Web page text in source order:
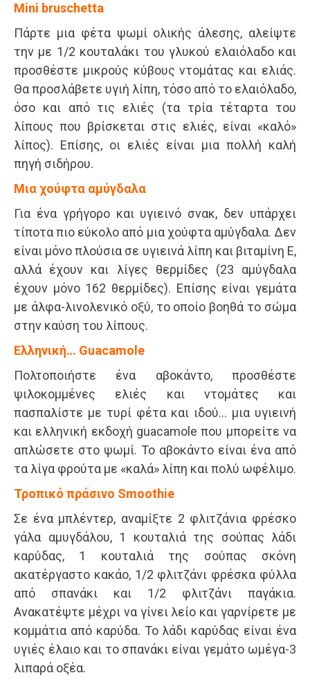
Mini bruschetta
Πάρτε μια φέτα ψωμί ολικής άλεσης, αλείψτε
την με 1/2 κουταλάκι του γλυκού ελαιόλαδο και
προσθέστε μικρούς κύβους ντομάτας και ελιάς.
Θα προσλάβετε υγιή λίπη, τόσο από το ελαιόλαδο,
όσο και από τις ελιές (τα τρία τέταρτα του
λίπους που βρίσκεται στις ελιές, είναι «καλό»
λίπος). Επίσης, οι ελιές είναι μια πολλή καλή
πηγή σιδήρου.
Μια χούφτα αμύγδαλα
Για ένα γρήγορο και υγιεινό σνακ, δεν υπάρχει
τίποτα πιο εύκολο από μια χούφτα αμύγδαλα. Δεν
είναι μόνο πλούσια σε υγιεινά λίπη και βιταμίνη Ε,
αλλά έχουν και λίγες θερμίδες (23 αμύγδαλα
έχουν μόνο 162 θερμίδες). Επίσης είναι γεμάτα
με άλφα-λινολενικό οξύ, το οποίο βοηθά το σώμα
στην καύση του λίπους.
Ελληνική… Guacamole
Πολτοποιήστε ένα αβοκάντο, προσθέστε
ψιλοκομμένες ελιές και ντομάτες και
πασπαλίστε με τυρί φέτα και ιδού… μια υγιεινή
και ελληνική εκδοχή guacamole που μπορείτε να
απλώσετε στο ψωμί. Το αβοκάντο είναι ένα από
τα λίγα φρούτα με «καλά» λίπη και πολύ ωφέλιμο.
Τροπικό πράσινο Smoothie
Σε ένα μπλέντερ, αναμίξτε 2 φλιτζάνια φρέσκο
γάλα αμυγδάλου, 1 κουταλιά της σούπας λάδι
καρύδας, 1 κουταλιά της σούπας σκόνη
ακατέργαστο κακάο, 1/2 φλιτζάνι φρέσκα φύλλα
από σπανάκι και 1/2 φλιτζάνι παγάκια.
Ανακατέψτε μέχρι να γίνει λείο και γαρνίρετε με
κομμάτια από καρύδα. Το λάδι καρύδας είναι ένα
υγιές έλαιο και το σπανάκι είναι γεμάτο ωμέγα-3
λιπαρά οξέα.